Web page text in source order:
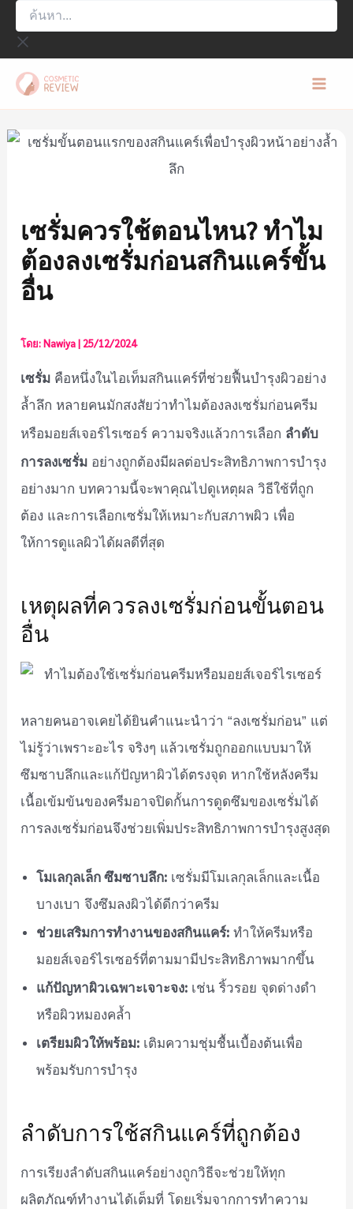
ค้นหา...
เซรั่มควรใช้ตอนไหน? ทำไม
ต้องลงเซรั่มก่อนสกินแคร์ขั้น
อื่น
โดย:Nawiya| 25/12/2024
เซรั่ม คือหนึ่งในไอเท็มสกินแคร์ที่ช่วยฟื้นบำรุงผิวอย่าง
ล้ำลึก หลายคนมักสงสัยว่าทำไมต้องลงเซรั่มก่อนครีม
หรือมอยส์เจอร์ไรเซอร์ ความจริงแล้วการเลือก ลำดับ
การลงเซรั่ม อย่างถูกต้องมีผลต่อประสิทธิภาพการบำรุง
อย่างมาก บทความนี้จะพาคุณไปดูเหตุผล วิธีใช้ที่ถูก
ต้อง และการเลือกเซรั่มให้เหมาะกับสภาพผิว เพื่อ
ให้การดูแลผิวได้ผลดีที่สุด
เหตุผลที่ควรลงเซรั่มก่อนขั้นตอน
อื่น
หลายคนอาจเคยได้ยินคำแนะนำว่า “ลงเซรั่มก่อน” แต่
ไม่รู้ว่าเพราะอะไร จริงๆ แล้วเซรั่มถูกออกแบบมาให้
ซึมซาบลึกและแก้ปัญหาผิวได้ตรงจุด หากใช้หลังครีม
เนื้อเข้มข้นของครีมอาจปิดกั้นการดูดซึมของเซรั่มได้
การลงเซรั่มก่อนจึงช่วยเพิ่มประสิทธิภาพการบำรุงสูงสุด
โมเลกุลเล็ก ซึมซาบลึก: เซรั่มมีโมเลกุลเล็กและเนื้อ
บางเบา จึงซึมลงผิวได้ดีกว่าครีม
ช่วยเสริมการทำงานของสกินแคร์: ทำให้ครีมหรือ
มอยส์เจอร์ไรเซอร์ที่ตามมามีประสิทธิภาพมากขึ้น
แก้ปัญหาผิวเฉพาะเจาะจง: เช่น ริ้วรอย จุดด่างดำ
หรือผิวหมองคล้ำ
เตรียมผิวให้พร้อม: เติมความชุ่มชื้นเบื้องต้นเพื่อ
พร้อมรับการบำรุง
ลำดับการใช้สกินแคร์ที่ถูกต้อง
การเรียงลำดับสกินแคร์อย่างถูกวิธีจะช่วยให้ทุก
ผลิตภัณฑ์ทำงานได้เต็มที่ โดยเริ่มจากการทำความ